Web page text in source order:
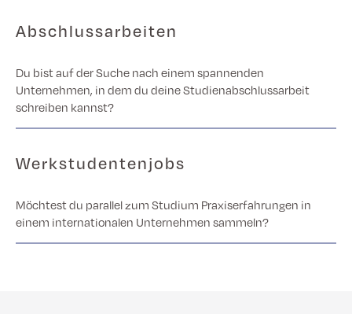
Abschlussarbeiten
Du bist auf der Suche nach einem spannenden
Unternehmen, in dem du deine Studienabschlussarbeit
schreiben kannst?
Werkstudentenjobs
Möchtest du parallel zum Studium Praxiserfahrungen in
einem internationalen Unternehmen sammeln?